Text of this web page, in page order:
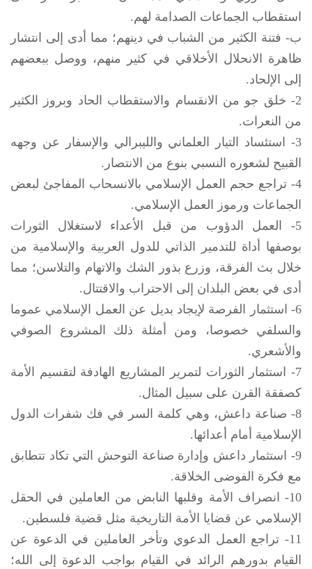
استقطاب الجماعات الصدامة لهم.
ب- فتنة الكثير من الشباب في دينهم؛ مما أدى إلى انتشار
ظاهرة الانحلال الأخلاقي في كثير منهم، ووصل ببعضهم
إلى الإلحاد.
2- خلق جو من الانقسام والاستقطاب الحاد وبروز الكثير
من النعرات.
3- استئساد التيار العلماني والليبرالي والإسفار عن وجهه
القبيح لشعوره النسبي بنوع من الانتصار.
4- تراجع حجم العمل الإسلامي بالانسحاب المفاجئ لبعض
الجماعات ورموز العمل الإسلامي.
5- العمل الدؤوب من قبل الأعداء لاستغلال الثورات
بوصفها أداة للتدمير الذاتي للدول العربية والإسلامية من
خلال بث الفرقة، وزرع بذور الشك والاتهام والتلاسن؛ مما
أدى في بعض البلدان إلى الاحتراب والاقتتال.
6- استثمار الفرصة لإيجاد بديل عن العمل الإسلامي عموما
والسلفي خصوصا، ومن أمثلة ذلك المشروع الصوفي
والأشعري.
7- استثمار الثورات لتمرير المشاريع الهادفة لتقسيم الأمة
كصفقة القرن على سبيل المثال.
8- صناعة داعش، وهي كلمة السر في فك شفرات الدول
الإسلامية أمام أعدائها.
9- استثمار داعش وإدارة صناعة التوحش التي تكاد تتطابق
مع فكرة الفوضى الخلاقة.
10- انصراف الأمة وقلبها النابض من العاملين في الحقل
الإسلامي عن قضايا الأمة التاريخية مثل قضية فلسطين.
11- تراجع العمل الدعوي وتأخر العاملين في الدعوة عن
القيام بدورهم الرائد في القيام بواجب الدعوة إلى الله؛